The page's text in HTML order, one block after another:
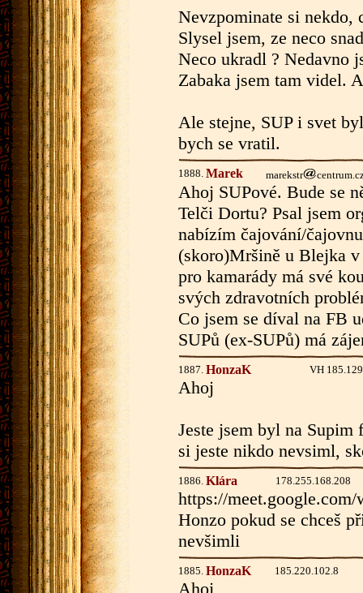
Nevzpominate si nekdo,
Slysel jsem, ze neco
Neco ukradl ? Nedavno
Zabaka jsem tam videl.
Ale stejne, SUP i svet
bych se vratil.
1888. Marek marekstr
Ahoj SUPové. Bude se
Telči Dortu? Psal jsem
nabízím čajování/
(skoro)Mršině u Blejka
pro kamarády má své
svých zdravotních
Co jsem se díval na FB
SUPů (ex-SUPů) má
1887. HonzaK VH
Ahoj
Jeste jsem byl na
si jeste nikdo nevsiml,
1886. Klára 178.255.168.208
https://
Honzo pokud se chceš
nevšimli
1885. HonzaK 185.220.102.8
Ahoj